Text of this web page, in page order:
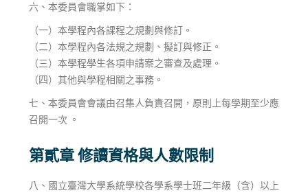
六、本委員會職掌如下：
（一）本學程內各課程之規劃與修訂。
（二）本學程內各法規之規劃、擬訂與修正。
（三）本學程學生各項申請案之審查及處理。
（四）其他與學程相關之事務。
七、本委員會會議由召集人負責召開，原則上每學期至少應
召開一次 。
第貳章 修讀資格與人數限制
八、國立臺灣大學系統學校各學系學士班二年級（含）以上